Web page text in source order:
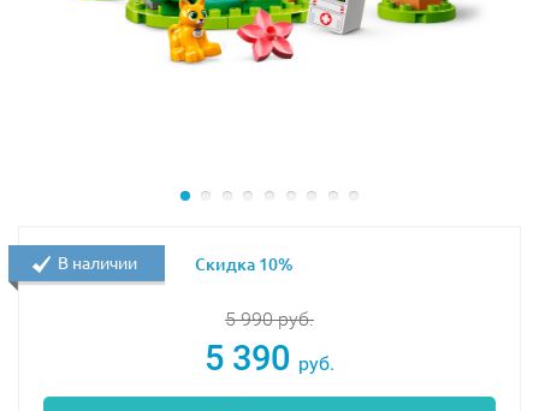
5 990руб.
5 390 руб.
В наличии Скидка 10%